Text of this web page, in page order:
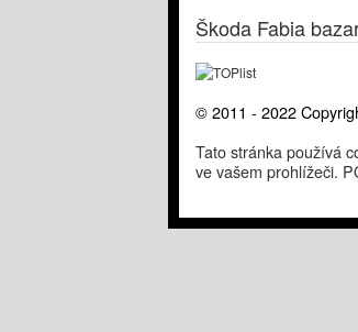
Škoda Fabia
© 2011 - 2022
Tato stránka používá
ve vašem prohlížeči.